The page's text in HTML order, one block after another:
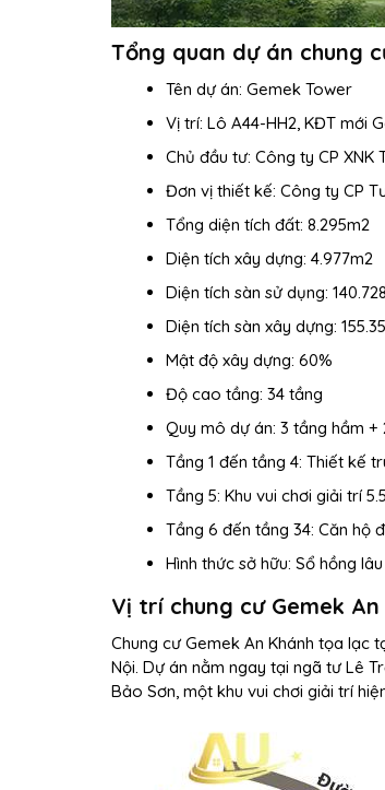
Tổng quan dự án chung
Tên dự án: Gemek Tower
Vị trí: Lô A44-HH2, KĐT mới
Chủ đầu tư: Công ty CP
Đơn vị thiết kế: Công ty CP
Tổng diện tích đất: 8.295m2
Diện tích xây dựng: 4.977m2
Diện tích sàn sử dụng:
Diện tích sàn xây dựng:
Mật độ xây dựng: 60%
Độ cao tầng: 34 tầng
Quy mô dự án: 3 tầng hầm
Tầng 1 đến tầng 4: Thiết kế
Tầng 5: Khu vui chơi giải trí
Tầng 6 đến tầng 34: Căn hộ
Hình thức sở hữu: Sổ hồng
Vị trí chung cư Gemek An
Chung cư Gemek An Khánh tọa lạc
Nội. Dự án nằm ngay tại ngã tư Lê
Bảo Sơn, một khu vui chơi giải trí